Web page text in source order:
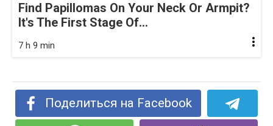
Find Papillomas On Your Neck Or Armpit?
It's The First Stage Of...
7 h 9 min
Поделиться на Facebook